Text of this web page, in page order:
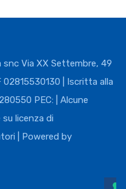
Via XX Settembre, 49
02815530130 | Iscritta alla
PEC: | Alcune
licenza di
| Powered by